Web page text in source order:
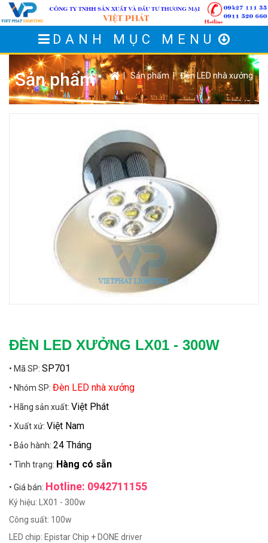
DANH MỤC MENU
Sản phẩm | Sản phẩm|Đèn LED nhà xưởng
ĐÈN LED XƯỞNG LX01 - 300W
• Mã SP: SP701
• Nhóm SP: Đèn LED nhà xưởng
• Hãng sản xuất: Việt Phát
• Xuất xứ: Việt Nam
• Bảo hành: 24 Tháng
• Tình trạng: Hàng có sẵn
• Giá bán: Hotline: 0942711155
Ký hiệu: LX01 - 300w
Công suất: 100w
LED chip: Epistar Chip + DONE driver